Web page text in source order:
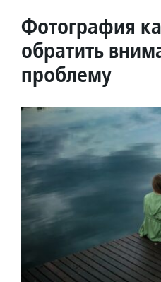
Фотография
обратить
проблему